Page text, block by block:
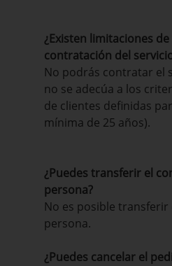
¿Existen limitaciones
contratación del
No podrás contratar el
no se adecúa a los
de clientes definidas
mínima de 25 años).
¿Puedes transferir el
persona?
No es posible
persona.
¿Puedes cancelar el